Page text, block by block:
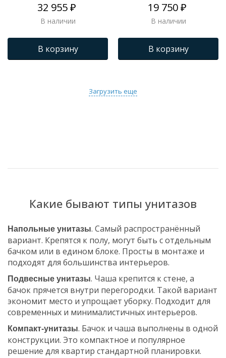
32 955 ₽
В наличии
В корзину
19 750 ₽
В наличии
В корзину
Загрузить еще
Какие бывают типы унитазов
Напольные унитазы. Самый распространённый
вариант. Крепятся к полу, могут быть с отдельным
бачком или в едином блоке. Просты в монтаже и
подходят для большинства интерьеров.
Подвесные унитазы. Чаша крепится к стене, а
бачок прячется внутри перегородки. Такой вариант
экономит место и упрощает уборку. Подходит для
современных и минималистичных интерьеров.
Компакт-унитазы. Бачок и чаша выполнены в одной
конструкции. Это компактное и популярное
решение для квартир стандартной планировки.